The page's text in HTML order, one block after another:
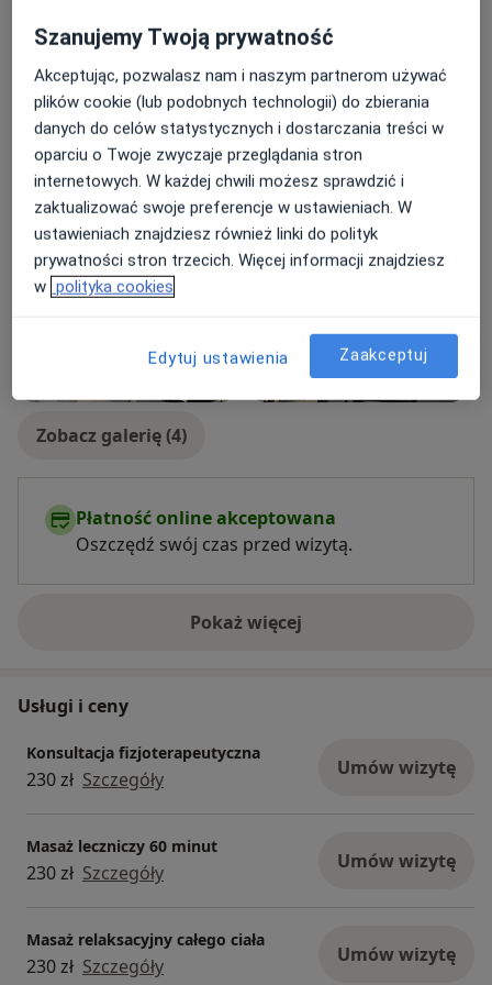
Pacjenci których przyjmuję
Dorośli
Dzieci
Rodzaje konsultacji
Stacjonarne Zobacz lokalizacje (1)
Zdjęcia i filmy
Zobacz galerię (4)
Płatność online akceptowana
Oszczędź swój czas przed wizytą.
Pokaż więcejo doświadczeniu
Usługi i ceny
Konsultacja fizjoterapeutyczna
230 zł Szczegóły Umów wizytę
Masaż leczniczy 60 minut
230 zł Szczegóły Umów wizytę
Masaż relaksacyjny całego ciała
230 zł Szczegóły Umów wizytę
Szanujemy Twoją prywatność
Akceptując, pozwalasz nam i naszym partnerom używać
plików cookie (lub podobnych technologii) do zbierania
danych do celów statystycznych i dostarczania treści w
oparciu o Twoje zwyczaje przeglądania stron
internetowych. W każdej chwili możesz sprawdzić i
zaktualizować swoje preferencje w ustawieniach. W
ustawieniach znajdziesz również linki do polityk
prywatności stron trzecich. Więcej informacji znajdziesz
w polityka cookies
Edytuj ustawienia Zaakceptuj